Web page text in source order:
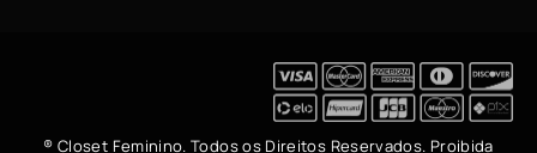
® Closet Feminino. Todos os Direitos Reservados. Proibida